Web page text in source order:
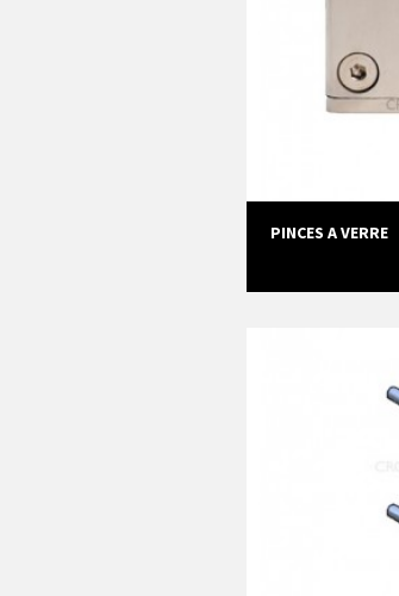
PINCES A VERRE